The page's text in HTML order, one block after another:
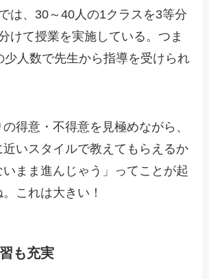
は、30～40人の1クラスを3等分
けて授業を実施している。つま
少人数で先生から指導を受けられ
得意・不得意を見極めながら、
いスタイルで教えてもらえるか
いまま進んじゃう」ってことが起
これは大きい！
も充実